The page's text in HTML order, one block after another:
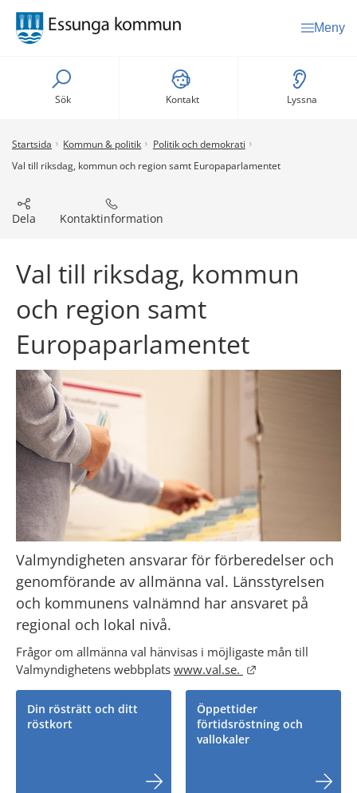
Meny
Sök Kontakt Lyssna
Startsida Kommun & politik
Politik och demokrati
Val till riksdag, kommun och region samt Europaparlamentet
Dela Kontaktinformation
Val till riksdag, kommun
och region samt
Europaparlamentet
Valmyndigheten ansvarar för förberedelser och
genomförande av allmänna val. Länsstyrelsen
och kommunens valnämnd har ansvaret på
regional och lokal nivå.
Frågor om allmänna val hänvisas i möjligaste mån till
Valmyndighetens webbplats www.val.se. Länk till annan
Din rösträtt och ditt
röstkort
Öppettider
förtidsröstning och
vallokaler